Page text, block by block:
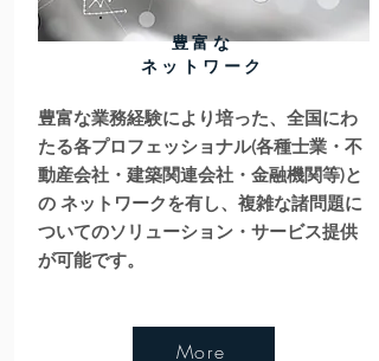
豊富な
ネットワーク
豊富な業務経験により培った、全国にわ
たる各プロフェッショナル(各種士業・不
動産会社・建築関連会社・金融機関等)と
の ネットワークを有し、複雑な諸問題に
ついてのソリューション・サービス提供
が可能です。
もっと見る
More